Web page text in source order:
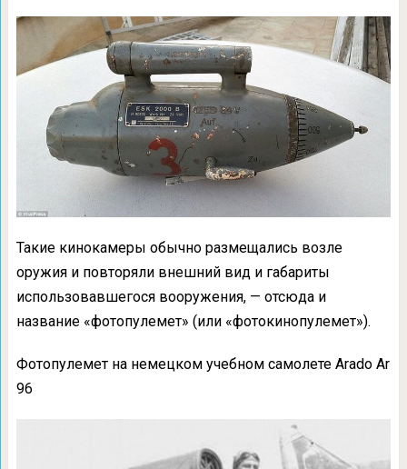
Такие кинокамеры обычно размещались возле
оружия и повторяли внешний вид и габариты
использовавшегося вооружения, — отсюда и
название «фотопулемет» (или «фотокинопулемет»).
Фотопулемет на немецком учебном самолете Arado Ar
96